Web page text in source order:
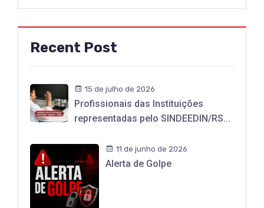
Recent Post
15 de julho de 2026
Profissionais das Instituições
representadas pelo SINDEEDIN/RS...
11 de junho de 2026
Alerta de Golpe